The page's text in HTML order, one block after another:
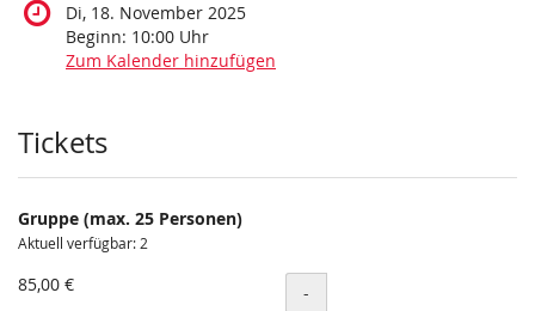
Di, 18. November 2025
Beginn: 10:00 Uhr
Zum Kalender hinzufügen
Produkte
Tickets
Gruppe (max. 25 Personen)
Aktuell verfügbar: 2
85,00 € Menge
-